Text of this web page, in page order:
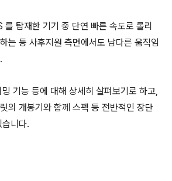
탑재한 기기 중 단연 빠른 속도로 롤리
는 등 사후지원 측면에서도 남다른 움직임
기능 등에 대해 상세히 살펴보기로 하고,
의 개봉기와 함께 스펙 등 전반적인 장단
니다.